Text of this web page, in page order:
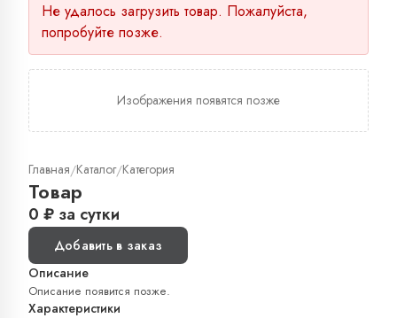
Не удалось загрузить товар. Пожалуйста,
попробуйте позже.
Изображения появятся позже
Главная/Каталог/Категория
Товар
0 ₽ за сутки
Добавить в заказ
Описание
Описание появится позже.
Характеристики